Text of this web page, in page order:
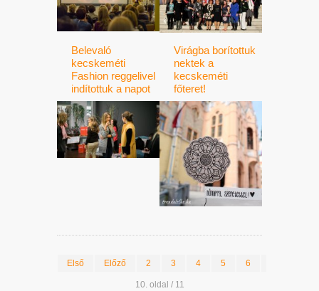
Belevaló
kecskeméti
Fashion reggelivel
indítottuk a napot
Virágba borítottuk
nektek a
kecskeméti
főteret!
Első Előző 2 3 4 5 6
10. oldal / 11